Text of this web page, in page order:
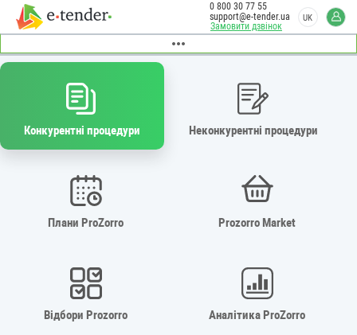
Замовити дзвінок
0 800 30 77 55
support@e-tender.ua
UK
Конкурентні процедури Неконкурентні процедури
Плани ProZorro Prozorro Market
Відбори Prozorro Аналітика ProZorro